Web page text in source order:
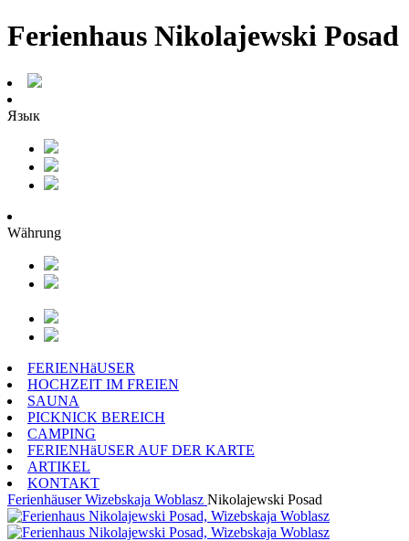
Ferienhaus Nikolajewski Posad
Язык
Währung
FERIENHäUSER
HOCHZEIT IM FREIEN
SAUNA
PICKNICK BEREICH
CAMPING
FERIENHäUSER AUF DER KARTE
ARTIKEL
KONTAKT
Ferienhäuser Wizebskaja Woblasz Nikolajewski Posad